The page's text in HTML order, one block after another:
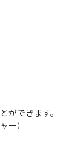
ができます。
ー）